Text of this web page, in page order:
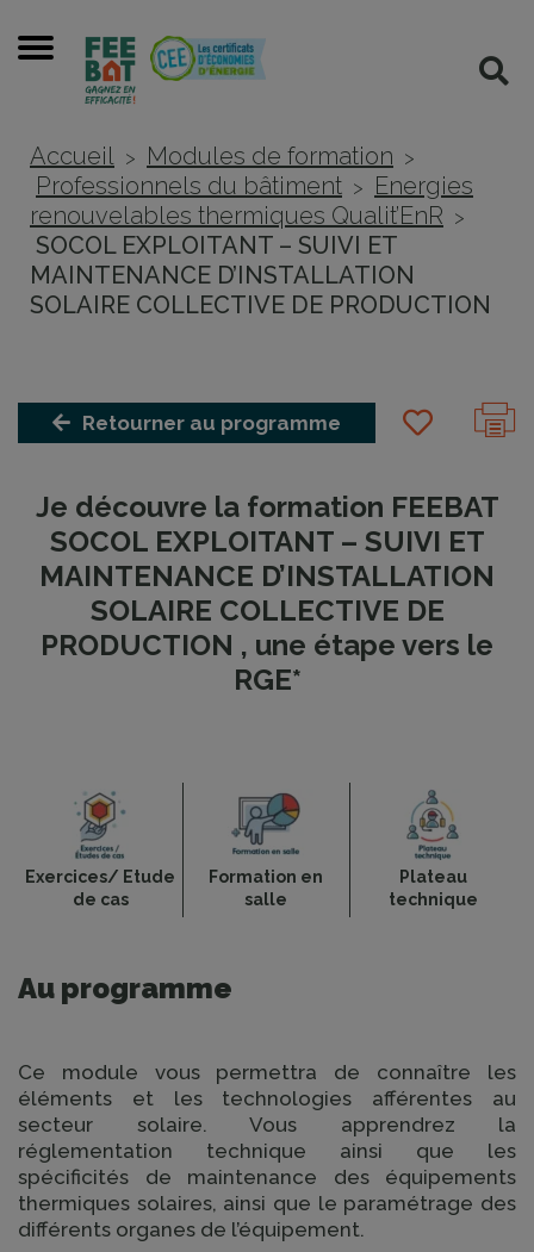
Menu
Accueil > Modules de formation >
Professionnels du bâtiment > Energies
renouvelables thermiques Qualit’EnR >
SOCOL EXPLOITANT – SUIVI ET
MAINTENANCE D’INSTALLATION
SOLAIRE COLLECTIVE DE PRODUCTION
Retourner au programme
Je découvre la formation FEEBAT
SOCOL EXPLOITANT – SUIVI ET
MAINTENANCE D’INSTALLATION
SOLAIRE COLLECTIVE DE
PRODUCTION , une étape vers le
RGE*
Exercices/ Etude
de cas
Formation en
salle
Plateau
technique
Au programme
Ce module vous permettra de connaître les
éléments et les technologies afférentes au
secteur solaire. Vous apprendrez la
réglementation technique ainsi que les
spécificités de maintenance des équipements
thermiques solaires, ainsi que le paramétrage des
différents organes de l’équipement.